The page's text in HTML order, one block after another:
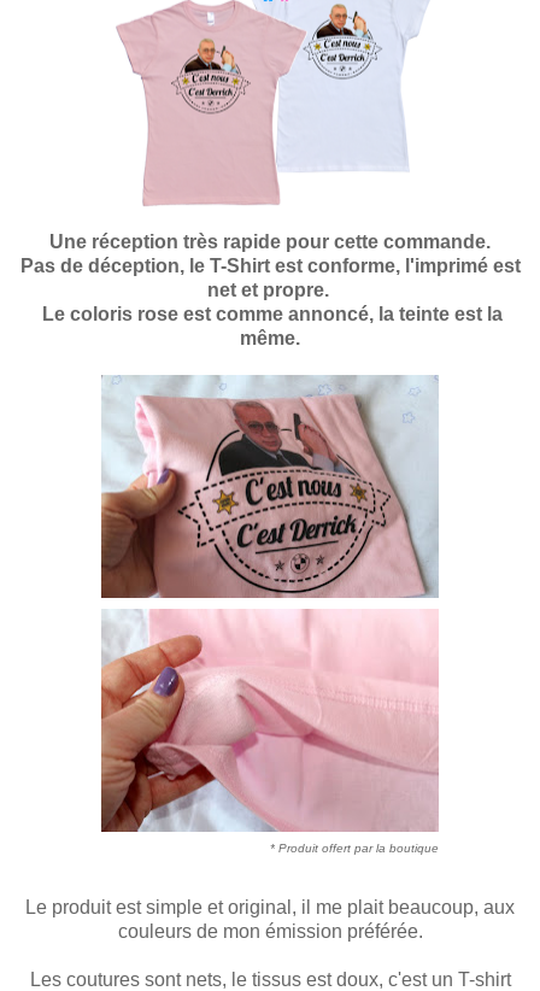
Une réception très rapide pour cette commande.
Pas de déception, le T-Shirt est conforme, l'imprimé est
net et propre.
Le coloris rose est comme annoncé, la teinte est la
même.
* Produit offert par la boutique
Le produit est simple et original, il me plait beaucoup, aux
couleurs de mon émission préférée.
Les coutures sont nets, le tissus est doux, c'est un T-shirt